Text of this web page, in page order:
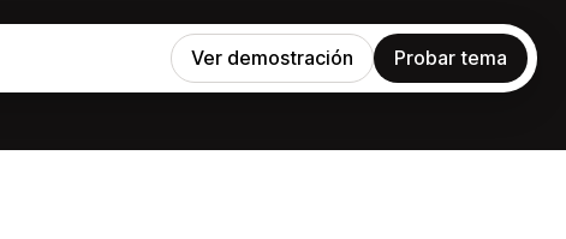
Ver demostración Probar tema